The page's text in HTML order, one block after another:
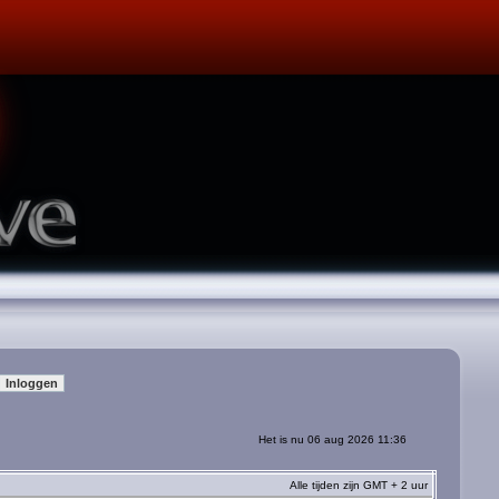
Het is nu 06 aug 2026 11:36
Alle tijden zijn GMT + 2 uur